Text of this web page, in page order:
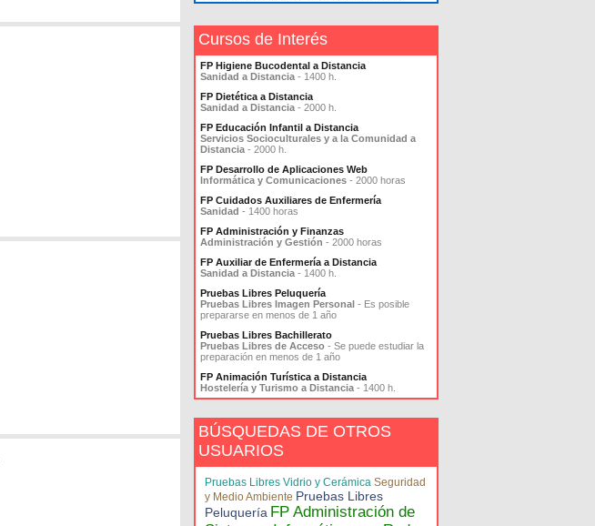
Cursos de Interés
FP Higiene Bucodental a Distancia
Sanidad a Distancia - 1400 h.
FP Dietética a Distancia
Sanidad a Distancia - 2000 h.
FP Educación Infantil a Distancia
Servicios Socioculturales y a la Comunidad a
Distancia - 2000 h.
FP Desarrollo de Aplicaciones Web
Informática y Comunicaciones - 2000 horas
FP Cuidados Auxiliares de Enfermería
Sanidad - 1400 horas
FP Administración y Finanzas
Administración y Gestión - 2000 horas
FP Auxiliar de Enfermería a Distancia
Sanidad a Distancia - 1400 h.
Pruebas Libres Peluquería
Pruebas Libres Imagen Personal - Es posible
prepararse en menos de 1 año
Pruebas Libres Bachillerato
Pruebas Libres de Acceso - Se puede estudiar la
preparación en menos de 1 año
FP Animación Turística a Distancia
Hostelería y Turismo a Distancia - 1400 h.
BÚSQUEDAS DE OTROS
USUARIOS
Pruebas Libres Vidrio y Cerámica Seguridad
y Medio Ambiente Pruebas Libres
Peluquería FP Administración de